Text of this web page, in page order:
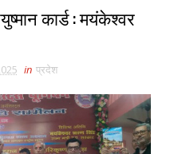
कार्ड : मयंकेश्वर
in प्रदेश